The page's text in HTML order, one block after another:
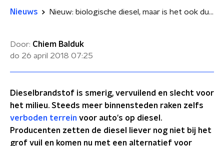
Nieuws Nieuw: biologische diesel, maar is het ook duurzaam?
Door: Chiem Balduk
do 26 april 2018 07:25
Dieselbrandstof is smerig, vervuilend en slecht voor
het milieu. Steeds meer binnensteden raken zelfs
verboden terrein voor auto's op diesel.
Producenten zetten de diesel liever nog niet bij het
grof vuil en komen nu met een alternatief voor